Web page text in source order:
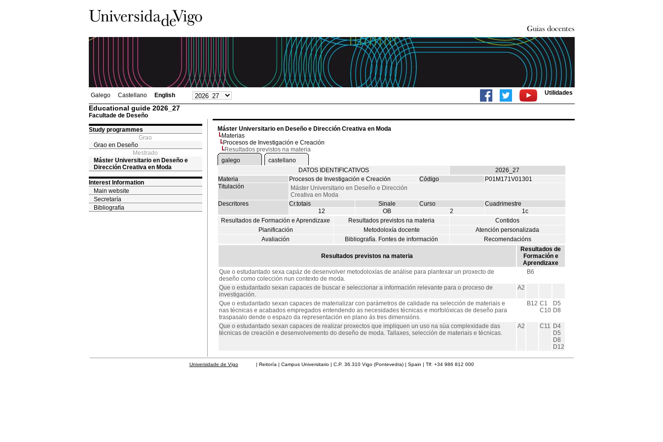
Galego Castellano English Utilidades
Educational guide 2026_27
Facultade de Deseño
Study programmes
Grao
Grao en Deseño
Mestrado
Máster Universitario en Deseño e
Dirección Creativa en Moda
Interest Information
Main website
Secretaría
Bibliografía
Máster Universitario en Deseño e Dirección Creativa en Moda
Materias
Procesos de Investigación e Creación
Resultados previstos na materia
galego
castellano
DATOS IDENTIFICATIVOS
2026_27
Materia
Procesos de Investigación e Creación Código
P01M171V01301
Titulación
Máster Universitario en Deseño e Dirección
Creativa en Moda
Descritores
Cr.totais Sinale Curso
Cuadrimestre
12
OB 2
1c
Resultados de Formación e Aprendizaxe
Resultados previstos na materia
Contidos
Planificación
Metodoloxía docente
Atención personalizada
Avaliación
Bibliografía. Fontes de información Recomendacións
Resultados previstos na materia
Resultados de
Formación e
Aprendizaxe
Que o estudantado sexa capáz de desenvolver metodoloxías de análise para plantexar un proxecto de
deseño como colección nun contexto de moda.
B6
Que o estudantado sexan capaces de buscar e seleccionar a información relevante para o proceso de
investigación.
A2
Que o estudantado sexan capaces de materializar con parámetros de calidade na selección de materiais e
nas técnicas e acabados empregados entendendo as necesidades técnicas e morfolóxicas de deseño para
traspasalo dende o espazo da representación en plano ás tres dimensións.
B12 C1
C10
D5
D8
Que o estudantado sexan capaces de realizar proxectos que impliquen un uso na súa complexidade das
técnicas de creación e desenvolvemento do deseño de moda. Tallaxes, selección de materiais e técnicas.
A2 C11 D4
D5
D8
D12
Universidade de Vigo| Reitoría | Campus Universitario | C.P. 36.310 Vigo (Pontevedra) | Spain | Tlf: +34 986 812 000